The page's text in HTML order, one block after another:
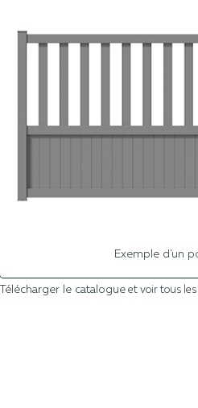
Exemple d'un
Télécharger le catalogue et voir tous